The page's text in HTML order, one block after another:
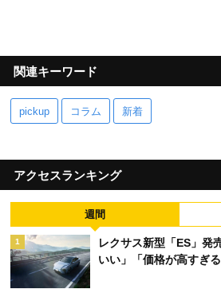
関連キーワード
pickup コラム 新着
アクセスランキング
週間
1
レクサス新型「ES」発
いい」「価格が高すぎ